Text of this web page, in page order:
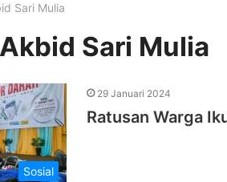
Sari Mulia
Sari Mulia
Sosial
29 Januari 2024
Ratusan Warga